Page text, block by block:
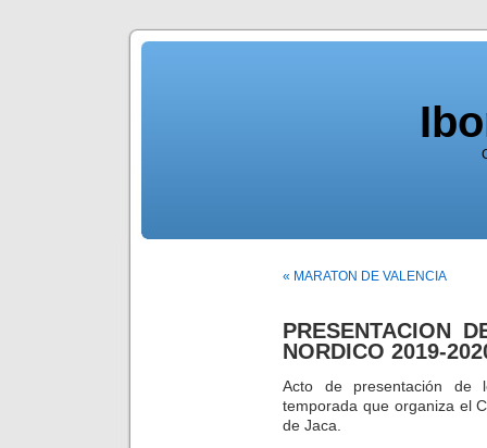
« MARATON DE VALENCIA
PRESENTACION
NORDICO 2019-
Acto de presentación de
temporada que organiza el
de Jaca.